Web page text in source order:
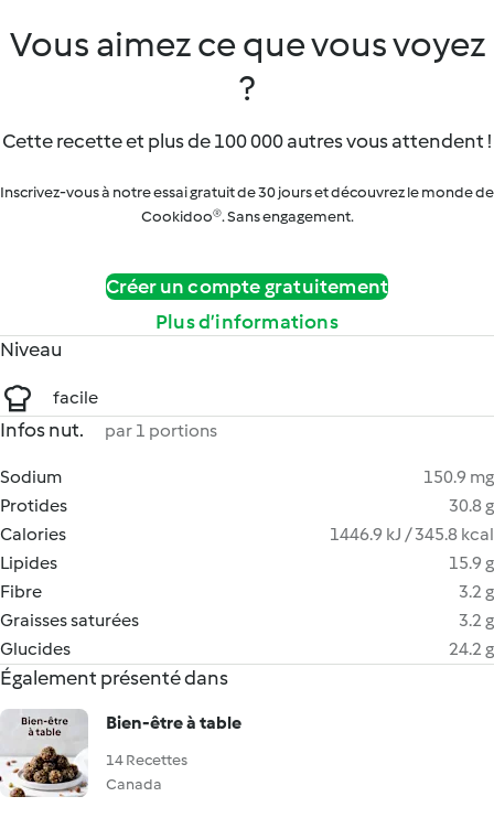
Vous aimez ce que vous voyez
?
Cette recette et plus de 100 000 autres vous attendent !
Inscrivez-vous à notre essai gratuit de 30 jours et découvrez le monde de
Cookidoo®. Sans engagement.
Créer un compte gratuitement
Plus d’informations
Niveau
facile
Infos nut. par 1 portions
Sodium
150.9 mg
Protides
30.8 g
Calories
1446.9 kJ / 345.8 kcal
Lipides
15.9 g
Fibre
3.2 g
Graisses saturées
3.2 g
Glucides
24.2 g
Également présenté dans
Bien-être à table
14 Recettes
Canada